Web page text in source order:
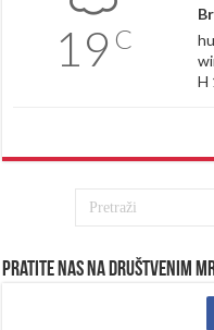
19 C
H
Pratite nas na društvenim